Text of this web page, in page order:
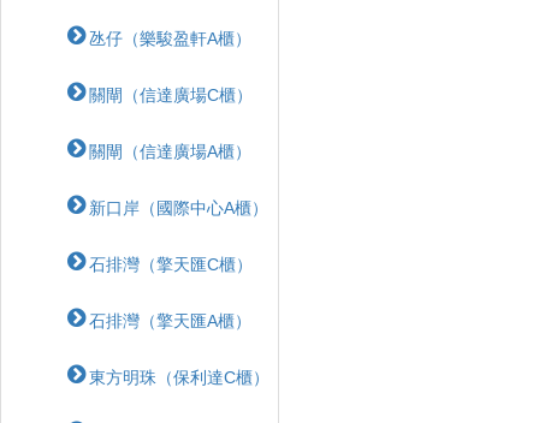
氹仔（樂駿盈軒A櫃）
關閘（信達廣場C櫃）
關閘（信達廣場A櫃）
新口岸（國際中心A櫃）
石排灣（擎天匯C櫃）
石排灣（擎天匯A櫃）
東方明珠（保利達C櫃）